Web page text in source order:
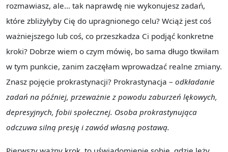
rozmawiasz, ale… tak naprawdę nie wykonujesz zadań,
które zbliżyłyby Cię do upragnionego celu? Wciąż jest coś
ważniejszego lub coś, co przeszkadza Ci podjąć konkretne
kroki? Dobrze wiem o czym mówię, bo sama długo tkwiłam
w tym punkcie, zanim zaczęłam wprowadzać realne zmiany.
Znasz pojęcie prokrastynacji? Prokrastynacja – odkładanie
zadań na później, przeważnie z powodu zaburzeń lękowych,
depresyjnych, fobii społecznej. Osoba prokrastynująca
odczuwa silną presję i zawód własną postawą.